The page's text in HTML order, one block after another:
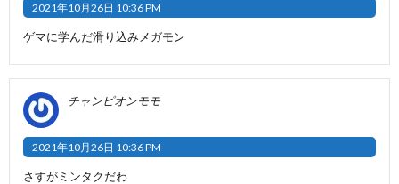
2021年10月26日 10:36 PM
ゲマに学んだ滑り込みメガモン
チャンピオンモモ
2021年10月26日 10:36 PM
さすがミンタクだわ